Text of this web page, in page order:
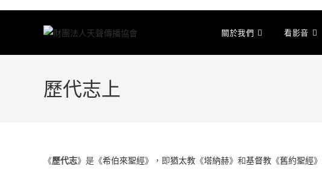
關於我們 看影音
歷代志上
《歷代志》是《希伯來聖經》，即猶太教 《塔納赫》和基督教 《舊約聖經